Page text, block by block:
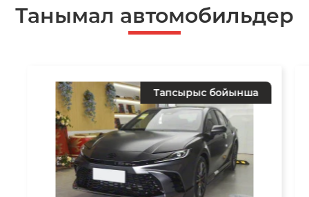
Танымал автомобильдер
Тапсырыс бойынша